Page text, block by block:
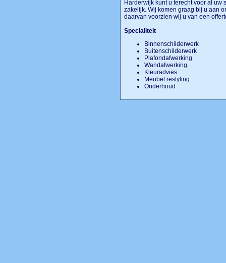
Harderwijk kunt u terecht voor al
zakelijk. Wij komen graag bij u aan
daarvan voorzien wij u van een
Specialiteit
Binnenschilderwerk
Buitenschilderwerk
Plafondafwerking
Wandafwerking
Kleuradvies
Meubel restyling
Onderhoud